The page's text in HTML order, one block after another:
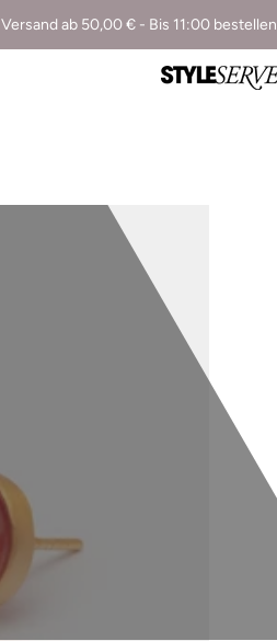
Versand ab 50,00 € - Bis 11:00